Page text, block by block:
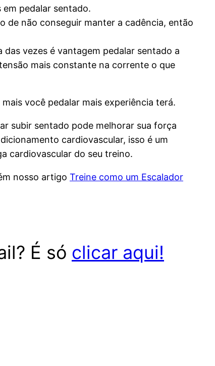
pedalar sentado.
de não conseguir manter a cadência, então
vezes é vantagem pedalar sentado a
mais constante na corrente o que
você pedalar mais experiência terá.
subir sentado pode melhorar sua força
cardiovascular, isso é um
cardiovascular do seu treino.
nosso artigo Treine como um Escalador
É só clicar aqui!